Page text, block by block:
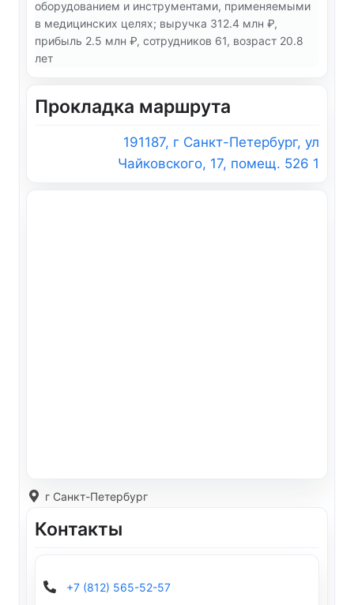
оборудованием и инструментами, применяемыми
в медицинских целях; выручка 312.4 млн ₽,
прибыль 2.5 млн ₽, сотрудников 61, возраст 20.8
лет
Прокладка маршрута
191187, г Санкт-Петербург, ул
Чайковского, 17, помещ. 526 1
г Санкт-Петербург
Контакты
+7 (812) 565-52-57